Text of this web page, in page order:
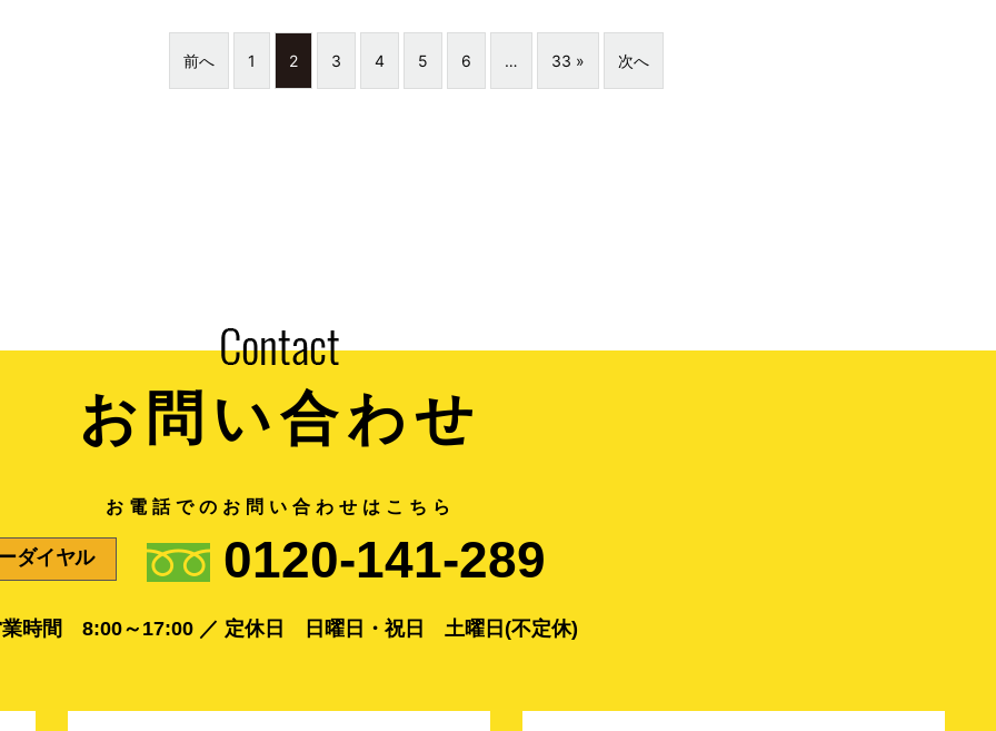
前へ 1 2 3 4 5 6 … 33 » 次へ
お問い合わせ
ダイヤル 0120-141-289
お電話でのお問い合わせはこちら
時間 8:00～17:00 ／ 定休日 日曜日・祝日 土曜日(不定休)